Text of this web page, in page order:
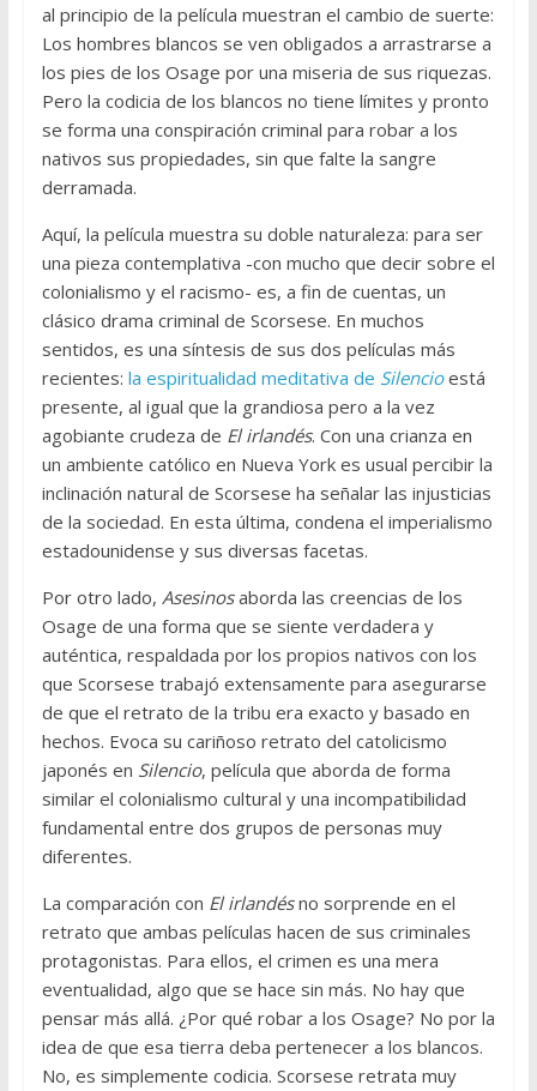
al principio de la película muestran el cambio de suerte:
Los hombres blancos se ven obligados a arrastrarse a
los pies de los Osage por una miseria de sus riquezas.
Pero la codicia de los blancos no tiene límites y pronto
se forma una conspiración criminal para robar a los
nativos sus propiedades, sin que falte la sangre
derramada.
Aquí, la película muestra su doble naturaleza: para ser
una pieza contemplativa -con mucho que decir sobre el
colonialismo y el racismo- es, a fin de cuentas, un
clásico drama criminal de Scorsese. En muchos
sentidos, es una síntesis de sus dos películas más
recientes: la espiritualidad meditativa de Silencioestá
presente, al igual que la grandiosa pero a la vez
agobiante crudeza de El irlandés. Con una crianza en
un ambiente católico en Nueva York es usual percibir la
inclinación natural de Scorsese ha señalar las injusticias
de la sociedad. En esta última, condena el imperialismo
estadounidense y sus diversas facetas.
Por otro lado, Asesinosaborda las creencias de los
Osage de una forma que se siente verdadera y
auténtica, respaldada por los propios nativos con los
que Scorsese trabajó extensamente para asegurarse
de que el retrato de la tribu era exacto y basado en
hechos. Evoca su cariñoso retrato del catolicismo
japonés en Silencio, película que aborda de forma
similar el colonialismo cultural y una incompatibilidad
fundamental entre dos grupos de personas muy
diferentes.
La comparación con El irlandésno sorprende en el
retrato que ambas películas hacen de sus criminales
protagonistas. Para ellos, el crimen es una mera
eventualidad, algo que se hace sin más. No hay que
pensar más allá. ¿Por qué robar a los Osage? No por la
idea de que esa tierra deba pertenecer a los blancos.
No, es simplemente codicia. Scorsese retrata muy